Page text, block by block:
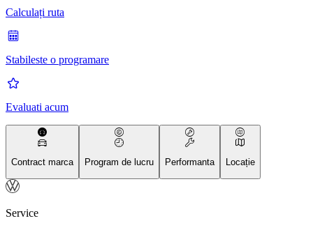
Calculați ruta
Stabileste o programare
Evaluati acum
Contract marca Program de lucru Performanta Locație
Service